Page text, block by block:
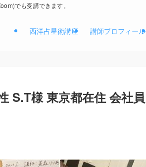
でも受講できます。
西洋占星術講座 講師プロフィール
S.T様 東京都在住 会社員